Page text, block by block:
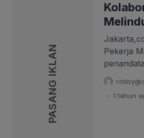
PASANG IKLAN
Pekerja
dengan
kerja.
oleh
. 1 tahun